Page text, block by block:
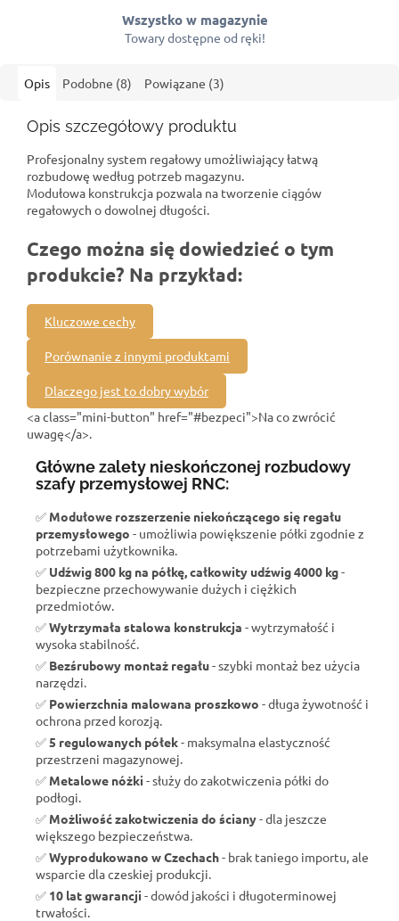
Wszystko w magazynie
Towary dostępne od ręki!
Opis Podobne (8) Powiązane (3)
Opis szczegółowy produktu
Profesjonalny system regałowy umożliwiający łatwą
rozbudowę według potrzeb magazynu.
Modułowa konstrukcja pozwala na tworzenie ciągów
regałowych o dowolnej długości.
Czego można się dowiedzieć o tym
produkcie? Na przykład:
Kluczowe cechy
Porównanie z innymi produktami
Dlaczego jest to dobry wybór
<a class="mini-button" href="#bezpeci">Na co zwrócić
uwagę</a>.
Główne zalety nieskończonej rozbudowy
szafy przemysłowej RNC:
✅ Modułowe rozszerzenie niekończącego się regału
przemysłowego - umożliwia powiększenie półki zgodnie z
potrzebami użytkownika.
✅ Udźwig 800 kg na półkę, całkowity udźwig 4000 kg-
bezpieczne przechowywanie dużych i ciężkich
przedmiotów.
✅Wytrzymała stalowa konstrukcja - wytrzymałość i
wysoka stabilność.
✅ Bezśrubowy montaż regału- szybki montaż bez użycia
narzędzi.
✅ Powierzchnia malowana proszkowo - długa żywotność i
ochrona przed korozją.
✅ 5 regulowanych półek- maksymalna elastyczność
przestrzeni magazynowej.
✅ Metalowe nóżki - służy do zakotwiczenia półki do
podłogi.
✅ Możliwość zakotwiczenia do ściany- dla jeszcze
większego bezpieczeństwa.
✅Wyprodukowano w Czechach- brak taniego importu, ale
wsparcie dla czeskiej produkcji.
✅ 10 lat gwarancji - dowód jakości i długoterminowej
trwałości.